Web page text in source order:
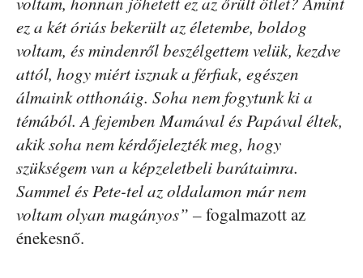
ez a két óriás bekerült az életembe, boldog
voltam, és mindenről beszélgettem velük, kezdve
attól, hogy miért isznak a férfiak, egészen
álmaink otthonáig. Soha nem fogytunk ki a
témából. A fejemben Mamával és Papával éltek,
akik soha nem kérdőjelezték meg, hogy
szükségem van a képzeletbeli barátaimra.
Sammel és Pete-tel az oldalamon már nem
voltam olyan magányos” –fogalmazott az
énekesnő.